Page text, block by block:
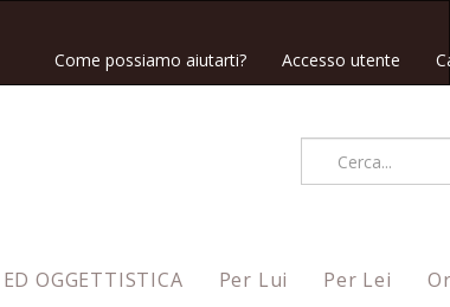
Accesso utente
Come possiamo aiutarti?
ED OGGETTISTICA Per Lui Per Lei